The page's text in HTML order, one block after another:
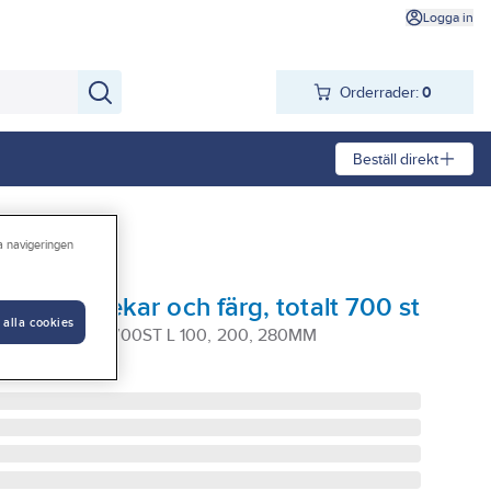
Logga in
Orderrader: 0
Beställ direkt
storlekar och färg, totalt 700 st
SVART TOT 700ST L 100, 200, 280MM
navigeringen
alla cookies